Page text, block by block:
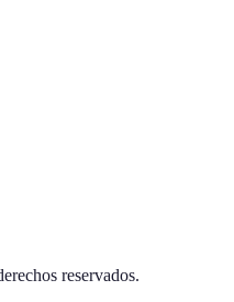
reservados.